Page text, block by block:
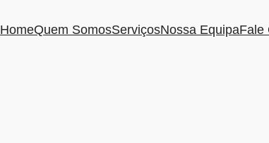
HomeQuem SomosServiçosNossa EquipaFale